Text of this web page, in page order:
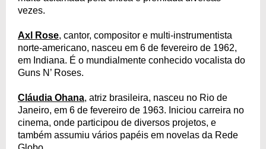
vezes.
Axl Rose, cantor, compositor e multi-instrumentista
norte-americano, nasceu em 6 de fevereiro de 1962,
em Indiana. É o mundialmente conhecido vocalista do
Guns N’ Roses.
Cláudia Ohana, atriz brasileira, nasceu no Rio de
Janeiro, em 6 de fevereiro de 1963. Iniciou carreira no
cinema, onde participou de diversos projetos, e
também assumiu vários papéis em novelas da Rede